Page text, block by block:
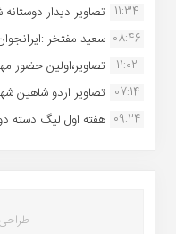
11:34 تصاویر دیدار
08:46 سعید مفتخر
11:02
تصاویر،اولین حضور
07:14 تصاویر اردو شاهین
09:24 هفته اول لیگ دسته